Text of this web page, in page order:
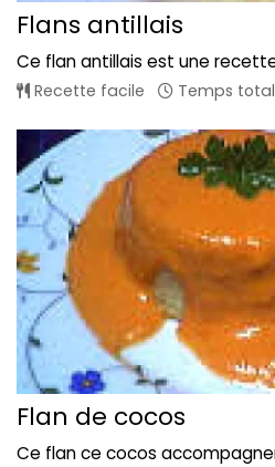
Flans antillais
Ce flan antillais est une
Recette facile Temps total
Flan de cocos
Ce flan ce cocos